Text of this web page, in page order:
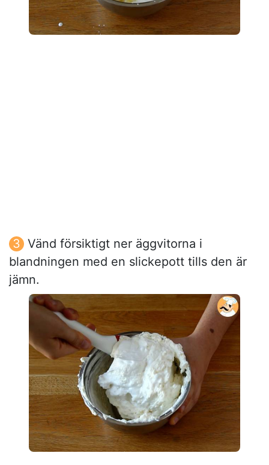
Vänd försiktigt ner äggvitorna i
blandningen med en slickepott tills den är
jämn.